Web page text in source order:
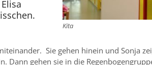
Kita
Sie gehen hinein und Sonja
Dann gehen sie in die